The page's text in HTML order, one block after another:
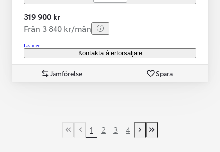
319 900 kr
Från 3 840 kr/mån
Läs mer
Kontakta återförsäljare
Jämförelse Spara
First Page
Previous page
1 2 3 4
Next page
Last Page